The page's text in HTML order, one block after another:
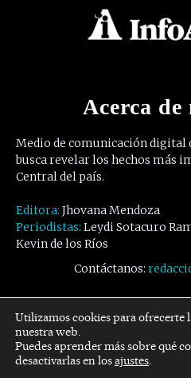
Acerca de
Medio de comunicación digital
busca revelar los hechos más
Central del país.
Editora: Jhovana Mendoza
Periodistas: Leydi Sotacuro
Kevin de los Ríos
Contáctanos:
Facebook
Utilizamos cookies para ofrecerte
nuestra web.
Puedes aprender más sobre qué
desactivarlas en losajustes.